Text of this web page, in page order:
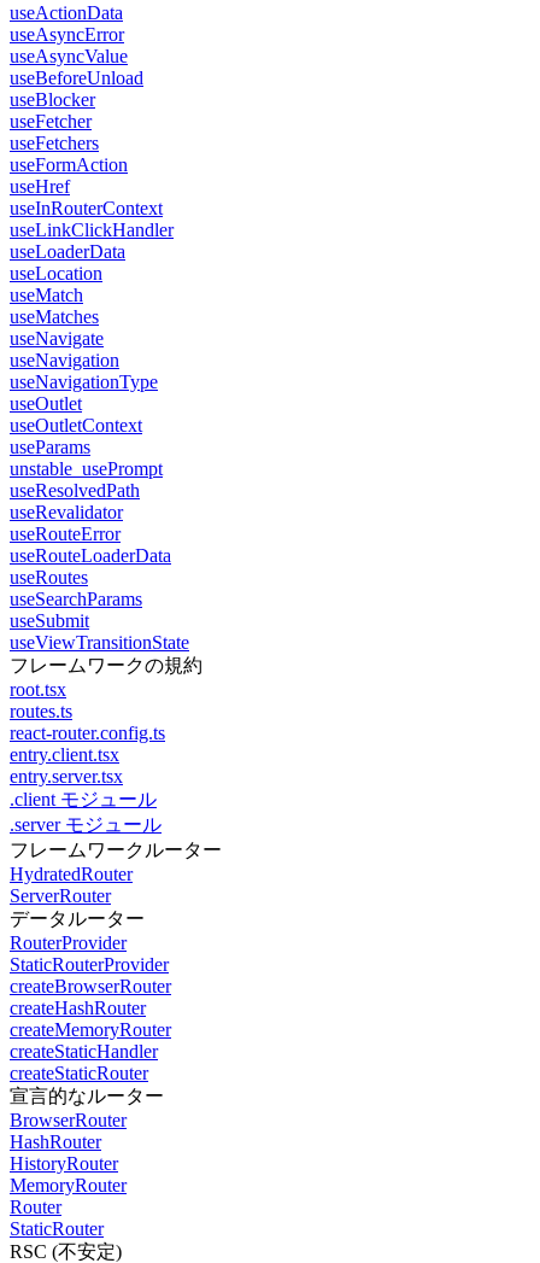
useActionData
useAsyncError
useAsyncValue
useBeforeUnload
useBlocker
useFetcher
useFetchers
useFormAction
useHref
useInRouterContext
useLinkClickHandler
useLoaderData
useLocation
useMatch
useMatches
useNavigate
useNavigation
useNavigationType
useOutlet
useOutletContext
useParams
unstable_usePrompt
useResolvedPath
useRevalidator
useRouteError
useRouteLoaderData
useRoutes
useSearchParams
useSubmit
useViewTransitionState
フレームワークの規約
root.tsx
routes.ts
react-router.config.ts
entry.client.tsx
entry.server.tsx
.client モジュール
.server モジュール
フレームワークルーター
HydratedRouter
ServerRouter
データルーター
RouterProvider
StaticRouterProvider
createBrowserRouter
createHashRouter
createMemoryRouter
createStaticHandler
createStaticRouter
宣言的なルーター
BrowserRouter
HashRouter
HistoryRouter
MemoryRouter
Router
StaticRouter
RSC (不安定)